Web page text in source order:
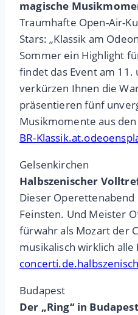
magische
Traumhafte Open-Air-
Stars: „Klassik am
Sommer ein Highlight
findet das Event am 11.
verkürzen Ihnen die
präsentieren fünf
Musikmomente aus
BR-
Gelsenkirchen
Halbszenischer
Dieser
Feinsten. Und Meister
fürwahr als Mozart der
musikalisch wirklich
Budapest
Der „Ring“ in